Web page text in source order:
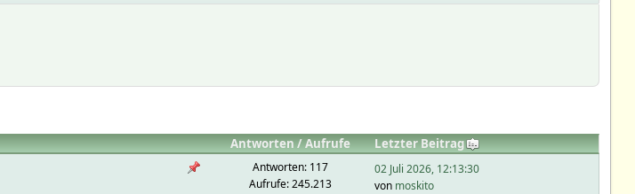
Antworten/Aufrufe
Letzter Beitrag
Antworten: 117
Aufrufe: 245.213
02 Juli 2026, 12:13:30
von moskito